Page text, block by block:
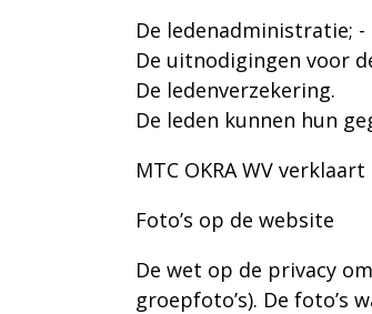
De ledenadministratie; -
De uitnodigingen voor
De ledenverzekering.
De leden kunnen hun
MTC OKRA WV
Foto’s op de website
De wet op de privacy
groepfoto’s). De